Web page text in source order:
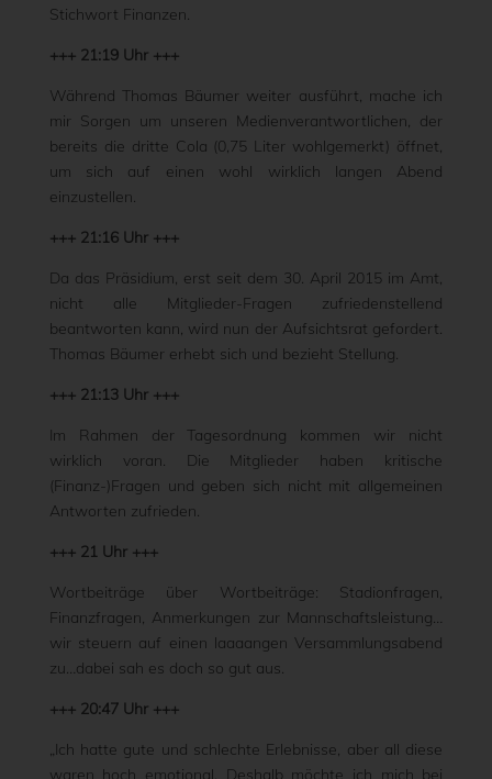
Stichwort Finanzen.
+++ 21:19 Uhr +++
Während Thomas Bäumer weiter ausführt, mache ich
mir Sorgen um unseren Medienverantwortlichen, der
bereits die dritte Cola (0,75 Liter wohlgemerkt) öffnet,
um sich auf einen wohl wirklich langen Abend
einzustellen.
+++ 21:16 Uhr +++
Da das Präsidium, erst seit dem 30. April 2015 im Amt,
nicht alle Mitglieder-Fragen zufriedenstellend
beantworten kann, wird nun der Aufsichtsrat gefordert.
Thomas Bäumer erhebt sich und bezieht Stellung.
+++ 21:13 Uhr +++
Im Rahmen der Tagesordnung kommen wir nicht
wirklich voran. Die Mitglieder haben kritische
(Finanz-)Fragen und geben sich nicht mit allgemeinen
Antworten zufrieden.
+++ 21 Uhr +++
Wortbeiträge über Wortbeiträge: Stadionfragen,
Finanzfragen, Anmerkungen zur Mannschaftsleistung…
wir steuern auf einen laaaangen Versammlungsabend
zu…dabei sah es doch so gut aus.
+++ 20:47 Uhr +++
„Ich hatte gute und schlechte Erlebnisse, aber all diese
waren hoch emotional. Deshalb möchte ich mich bei